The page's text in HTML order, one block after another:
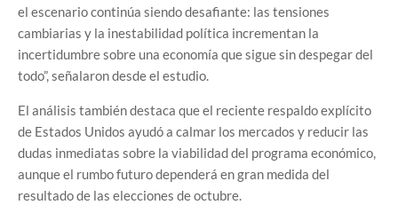
el escenario continúa siendo desafiante: las tensiones
cambiarias y la inestabilidad política incrementan la
incertidumbre sobre una economía que sigue sin despegar del
todo”, señalaron desde el estudio.
El análisis también destaca que el reciente respaldo explícito
de Estados Unidos ayudó a calmar los mercados y reducir las
dudas inmediatas sobre la viabilidad del programa económico,
aunque el rumbo futuro dependerá en gran medida del
resultado de las elecciones de octubre.